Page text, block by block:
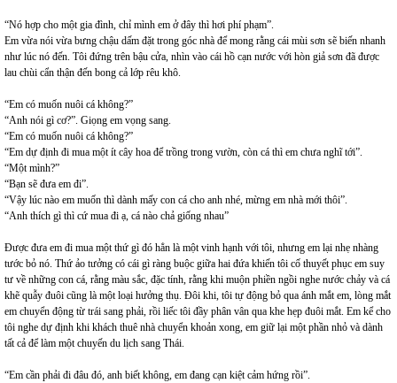
“Nó hợp cho một gia đình, chỉ mình em ở đây thì hơi phí phạm”.
Em vừa nói vừa bưng chậu dấm đặt trong góc nhà để mong rằng cái mùi sơn sẽ biến nhanh
như lúc nó đến. Tôi đứng trên bậu cửa, nhìn vào cái hồ cạn nước với hòn giả sơn đã được
lau chùi cẩn thận đến bong cả lớp rêu khô.
“Em có muốn nuôi cá không?”
“Anh nói gì cơ?”. Giọng em vọng sang.
“Em có muốn nuôi cá không?”
“Em dự định đi mua một ít cây hoa để trồng trong vườn, còn cá thì em chưa nghĩ tới”.
“Một mình?”
“Bạn sẽ đưa em đi”.
“Vậy lúc nào em muốn thì dành mấy con cá cho anh nhé, mừng em nhà mới thôi”.
“Anh thích gì thì cứ mua đi ạ, cá nào chả giống nhau”
Được đưa em đi mua một thứ gì đó hẳn là một vinh hạnh với tôi, nhưng em lại nhẹ nhàng
tước bỏ nó. Thứ ảo tưởng có cái gì ràng buộc giữa hai đứa khiến tôi cố thuyết phục em suy
tư về những con cá, rằng màu sắc, đặc tính, rằng khi muộn phiền ngồi nghe nước chảy và cá
khẽ quẫy đuôi cũng là một loại hưởng thụ. Đôi khi, tôi tự động bỏ qua ánh mắt em, lòng mắt
em chuyển động từ trái sang phải, rồi liếc tôi đầy phân vân qua khe hẹp đuôi mắt. Em kể cho
tôi nghe dự định khi khách thuê nhà chuyển khoản xong, em giữ lại một phần nhỏ và dành
tất cả để làm một chuyến du lịch sang Thái.
“Em cần phải đi đâu đó, anh biết không, em đang cạn kiệt cảm hứng rồi”.